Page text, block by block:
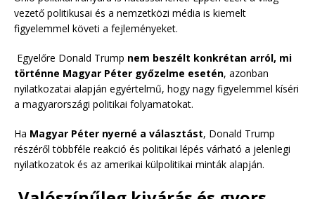
vezető politikusai és a nemzetközi média is kiemelt
figyelemmel követi a fejleményeket.
Egyelőre Donald Trump nem beszélt konkrétan arról, mi
történne Magyar Péter győzelme esetén, azonban
nyilatkozatai alapján egyértelmű, hogy nagy figyelemmel kíséri
a magyarországi politikai folyamatokat.
Ha Magyar Péter nyerné a választást, Donald Trump
részéről többféle reakció és politikai lépés várható a jelenlegi
nyilatkozatok és az amerikai külpolitikai minták alapján.